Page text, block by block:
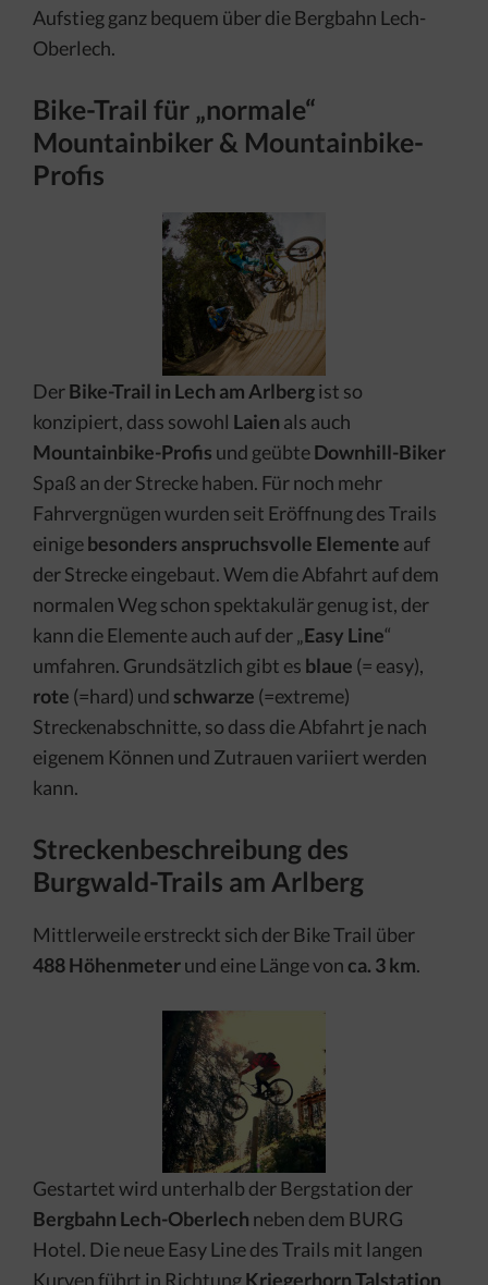
Aufstieg ganz bequem über die Bergbahn Lech-
Oberlech.
Bike-Trail für „normale“
Mountainbiker & Mountainbike-
Profis
DerBike-Trail in Lech am Arlbergist so
konzipiert, dass sowohl Laien als auch
Mountainbike-Profis und geübteDownhill-Biker
Spaß an der Strecke haben. Für noch mehr
Fahrvergnügen wurden seit Eröffnung des Trails
einigebesonders anspruchsvolle Elemente auf
der Strecke eingebaut. Wem die Abfahrt auf dem
normalen Weg schon spektakulär genug ist, der
kann die Elemente auch auf der „Easy Line“
umfahren. Grundsätzlich gibt es blaue (= easy),
rote (=hard) und schwarze (=extreme)
Streckenabschnitte, so dass die Abfahrt je nach
eigenem Können und Zutrauen variiert werden
kann.
Streckenbeschreibung des
Burgwald-Trails am Arlberg
Mittlerweile erstreckt sich der Bike Trail über
488 Höhenmeterund eine Länge vonca. 3 km.
Gestartet wird unterhalb der Bergstation der
Bergbahn Lech-Oberlech neben dem BURG
Hotel. Die neue Easy Line des Trails mit langen
Kurven führt in RichtungKriegerhorn Talstation